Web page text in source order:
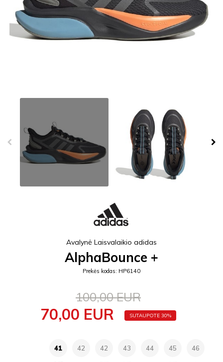
Avalynė Laisvalaikio adidas
AlphaBounce +
Prekės kodas: HP6140
100,00 EUR
70,00 EUR SUTAUPOTE 30%
41 42 42 43 44 45 46